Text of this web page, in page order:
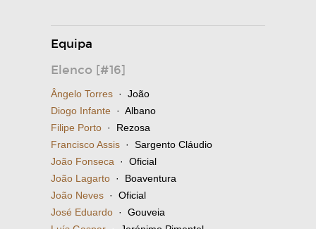
Equipa
Elenco [#16]
Ângelo Torres · João
Diogo Infante · Albano
Filipe Porto · Rezosa
Francisco Assis · Sargento Cláudio
João Fonseca · Oficial
João Lagarto · Boaventura
João Neves · Oficial
José Eduardo · Gouveia